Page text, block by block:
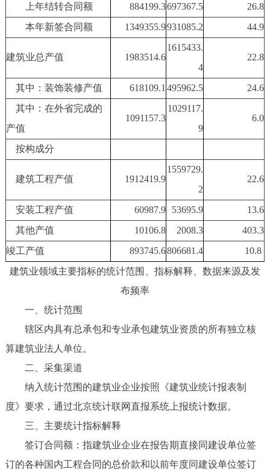
上年结转合同额 884199.3697367.5
26.8
本年新签合同额
1349355.9931085.2 44.9
建筑业总产值 1983514.6
1615433.
4
22.8
其中：装饰装修产值 618109.1 495962.5
24.6
其中：在外省完成的
产值
1091157.3
1029117.
9
6.0
按构成分
建筑工程产值 1912419.9
1559729.
2
22.6
安装工程产值 60987.9 53695.9
13.6
其他产值
10106.8 2008.3
403.3
竣工产值
893745.6806681.4
10.8
建筑业领域主要指标的统计范围、指标解释、数据来源及发
布频率
一、统计范围
辖区内具有总承包和专业承包建筑业资质的所有独立核
算建筑业法人单位。
二、采集渠道
纳入统计范围的建筑业企业按照《建筑业统计报表制
度》要求，通过北京统计联网直报系统上报统计数据。
三、主要统计指标解释
签订合同额：指建筑业企业在报告期直接同建设单位签
订的各种国内工程合同的总价款和以前年度同建设单位签订